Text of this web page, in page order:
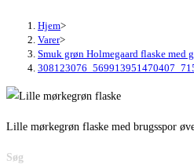
Hjem>
Varer>
Smuk grøn Holmegaard flaske med
Lille mørkegrøn flaske med brugsspor
Søg